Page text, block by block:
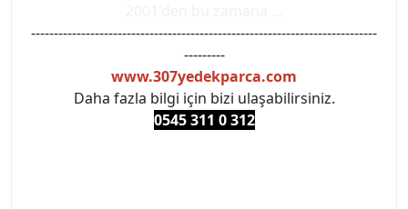
----------------------------------------------------------------------------
---------
www.307yedekparca.com
Daha fazla bilgi için bizi ulaşabilirsiniz.
0545 311 0 312